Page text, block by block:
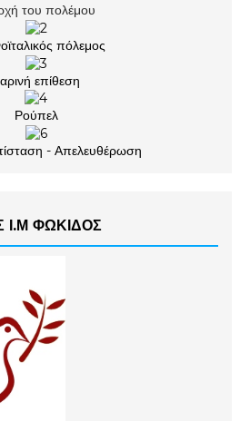
του πολέμου
πόλεμος
επίθεση
Ρούπελ
- Απελευθέρωση
Ι.Μ ΦΩΚΙΔΟΣ